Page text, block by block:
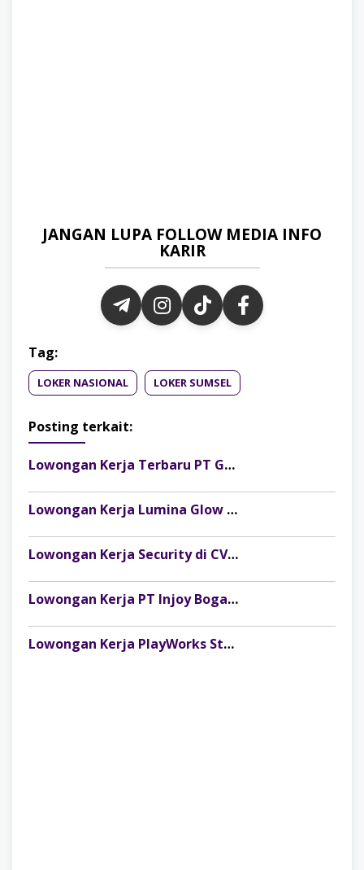
JANGAN LUPA FOLLOW MEDIA INFO
KARIR
Tag:
LOKER NASIONAL LOKER SUMSEL
Posting terkait:
Lowongan Kerja Terbaru PT Gelora Citra Kimia Abadi Palembang
Lowongan Kerja Lumina Glow Clinic & Salon Palembang Terbaru
Lowongan Kerja Security di CV Indosteel Sumber Berkat Palembang
Lowongan Kerja PT Injoy Boga Indonesia (Distributor Es Krim Aice Palembang)
Lowongan Kerja PlayWorks Store Palembang Trade Centre Terbaru